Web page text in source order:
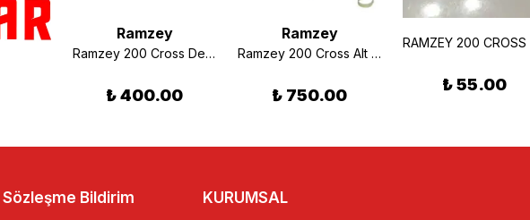
Ramzey
Ramzey 200 Cross Debriyaj Kapağı (Pıoneer)
₺ 400.00
Ramzey
Ramzey 200 Cross Alt Platin
₺ 750.00
₺ 55.00
Sözleşme Bildirim KURUMSAL